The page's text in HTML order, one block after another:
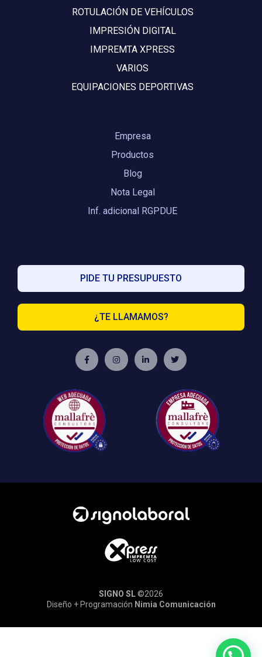
ROTULACIÓN DE VEHÍCULOS
IMPRESIÓN DIGITAL
IMPREMTA XPRESS
VARIOS
EQUIPACIONES DEPORTIVAS
Empresa
Productos
Blog
Nota Legal
Inf. adicional RGPDUE
PIDE TU PRESUPUESTO
¿TE LLAMAMOS?
SIGNO SL©2026
Diseño + Programación Nimia Comunicación